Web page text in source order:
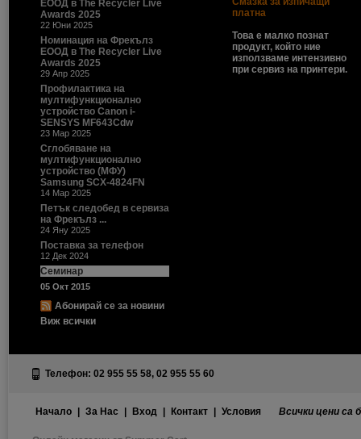
ЕООД в The Recycler Live
Awards 2025
22 Юни 2025
Номинация на Фрекълз
ЕООД в The Recycler Live
Awards 2025
29 Апр 2025
Профилактика на
мултифункционално
устройство Canon i-
SENSYS MF643Cdw
23 Мар 2025
Сглобяване на
мултифункционално
устройство (МФУ)
Samsung SCX-4824FN
14 Мар 2025
Петък следобед в сервиза
на Фрекълз ...
24 Яну 2025
Поставка за телефон
12 Дек 2024
Семинар
05 Окт 2015
Абонирай се за новини
Виж всички
платна
Това е малко познат
продукт, който ние
използваме интензивно
при сервиз на принтери.
Телефон: 02 955 55 58, 02 955 55 60
Начало За Нас Вход Контакт Условия Всички цени са